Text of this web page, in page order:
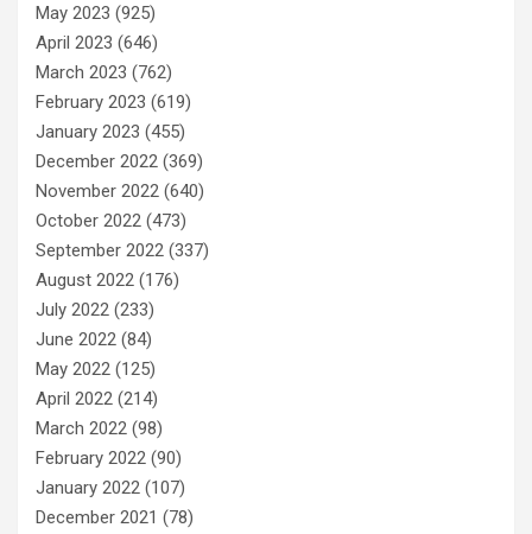
May 2023 (925)
April 2023 (646)
March 2023 (762)
February 2023 (619)
January 2023 (455)
December 2022 (369)
November 2022 (640)
October 2022 (473)
September 2022 (337)
August 2022 (176)
July 2022 (233)
June 2022 (84)
May 2022 (125)
April 2022 (214)
March 2022 (98)
February 2022 (90)
January 2022 (107)
December 2021 (78)